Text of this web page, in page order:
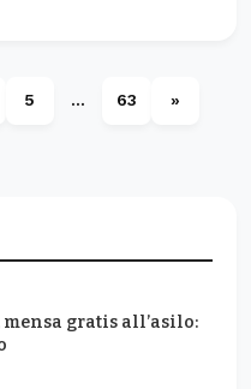
5 … 63 »
gratis all’asilo: